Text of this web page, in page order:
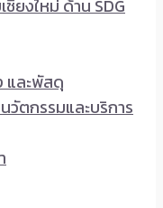
ยงใหม่ ด้าน SDG
และพัสดุ
วัตกรรมและบริการ